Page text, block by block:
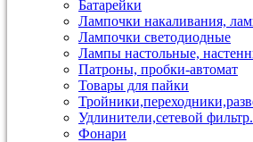
Батарейки
Лампочки накаливания,
Лампочки светодиодные
Лампы настольные,
Патроны, пробки-автомат
Товары для пайки
Удлинители,сетевой фильтр.
Фонари